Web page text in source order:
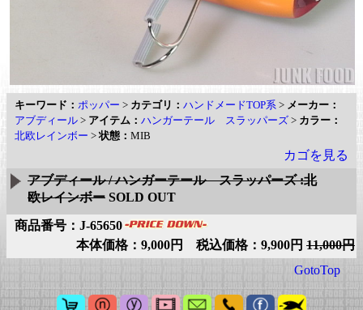
キーワード： ポッパー > カテゴリ： ハンドメードTOP系 > メーカー：
アブディール > アイテム： ハンガーテール スラッパーズ > カラー：
北欧レインボー >状態： MIB
カゴを見る
アブディール / ハンガーテール スラッパーズ :北
欧レインボー SOLD OUT
商品番号：J-65650
本体価格：9,000円 税込価格：9,900円 11,000円
GotoTop